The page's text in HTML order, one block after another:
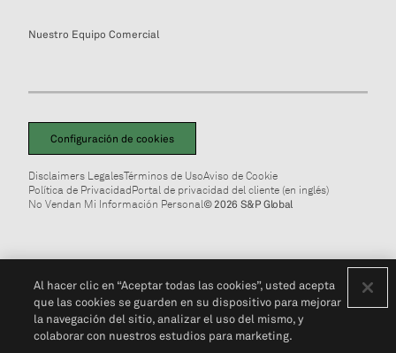
Nuestro Equipo Comercial
Configuración de cookies
Disclaimers LegalesTérminos de UsoAviso de Cookie
Política de PrivacidadPortal de privacidad del cliente (en inglés)
No Vendan Mi Información Personal© 2026 S&P Global
Al hacer clic en “Aceptar todas las cookies”, usted acepta
que las cookies se guarden en su dispositivo para mejorar
la navegación del sitio, analizar el uso del mismo, y
colaborar con nuestros estudios para marketing.